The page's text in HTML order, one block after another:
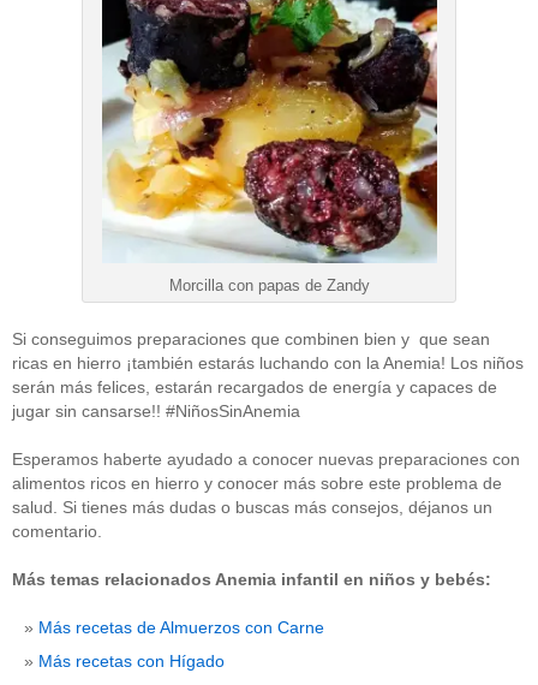
Morcilla con papas de Zandy
Si conseguimos preparaciones que combinen bien y que sean
ricas en hierro ¡también estarás luchando con la Anemia! Los niños
serán más felices, estarán recargados de energía y capaces de
jugar sin cansarse!! #NiñosSinAnemia
Esperamos haberte ayudado a conocer nuevas preparaciones con
alimentos ricos en hierro y conocer más sobre este problema de
salud. Si tienes más dudas o buscas más consejos, déjanos un
comentario.
Más temas relacionados Anemia infantil en niños y bebés:
Más recetas de Almuerzos con Carne
Más recetas con Hígado